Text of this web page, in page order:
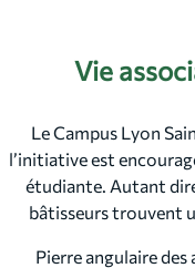
Vie
Le Campus Lyon
l’initiative est
étudiante. Autant
bâtisseurs trouvent
Pierre angulaire